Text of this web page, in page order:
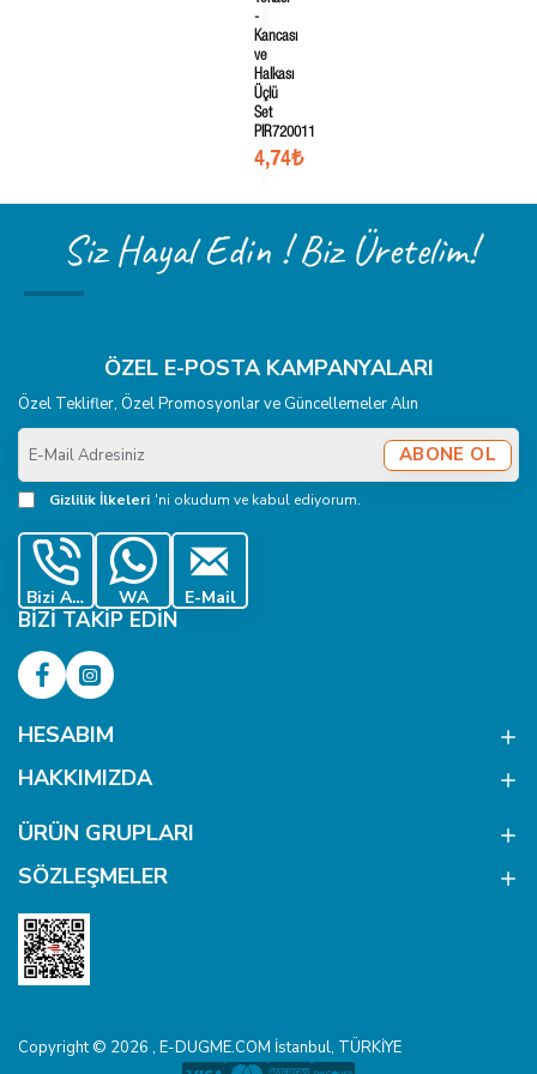
-
Kancası
ve
Halkası
Üçlü
Set
PIR720011
4,74₺
Siz Hayal Edin ! Biz Üretelim!
ÖZEL E-POSTA KAMPANYALARI
Özel Teklifler, Özel Promosyonlar ve Güncellemeler Alın
E-
Mail
Adresiniz
ABONE OL
Gizlilik İlkeleri 'ni okudum ve kabul ediyorum.
Bizi Ara WA E-Mail
BIZI TAKIP EDIN
HESABIM
HAKKIMIZDA
ÜRÜN GRUPLARI
SÖZLEŞMELER
Copyright © 2026 , E-DUGME.COM İstanbul, TÜRKİYE